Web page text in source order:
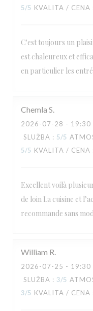
5/5 KVALITA / CENA
C'est toujours un
est chaleureux et
en particulier les
Chemla S
2026-07-28 - 19:30
SLUŽBA : 5/5
5/5 KVALITA / CENA
Excellent voilà
de loin La cuisine et
recommande sans
William R
2026-07-25 - 19:30
SLUŽBA : 3/5
3/5 KVALITA / CENA